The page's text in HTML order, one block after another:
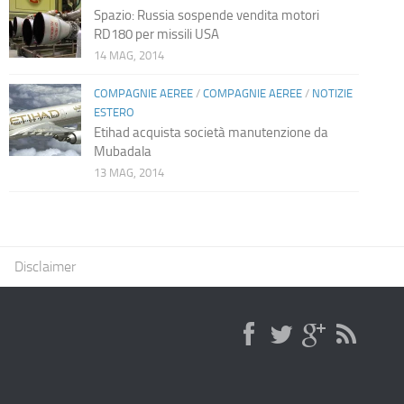
Spazio: Russia sospende vendita motori
RD180 per missili USA
14 MAG, 2014
COMPAGNIE AEREE/ COMPAGNIE AEREE/ NOTIZIE
ESTERO
Etihad acquista società manutenzione da
Mubadala
13 MAG, 2014
Disclaimer